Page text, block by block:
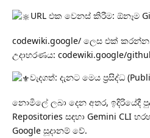
​URL එක වෙනස් කිරීම: ඕනෑම
codewiki.google/ ලෙස එක්
​උදාහරණය: codewiki.google/
​වැදගත්: දැනට මෙය ප්‍රසිද්ධ
නොමිලේ ලබා දෙන අතර, ඉදිරියේදී
Repositories සඳහා Gemini CLI
Google සූදානම් වේ.